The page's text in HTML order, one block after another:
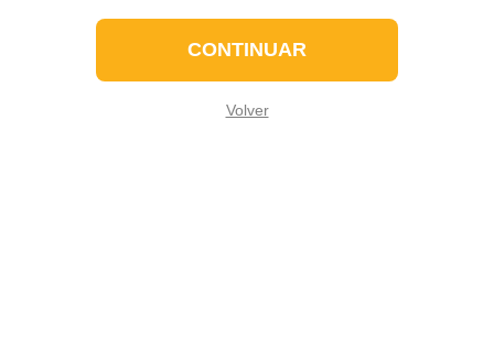
CONTINUAR
Volver